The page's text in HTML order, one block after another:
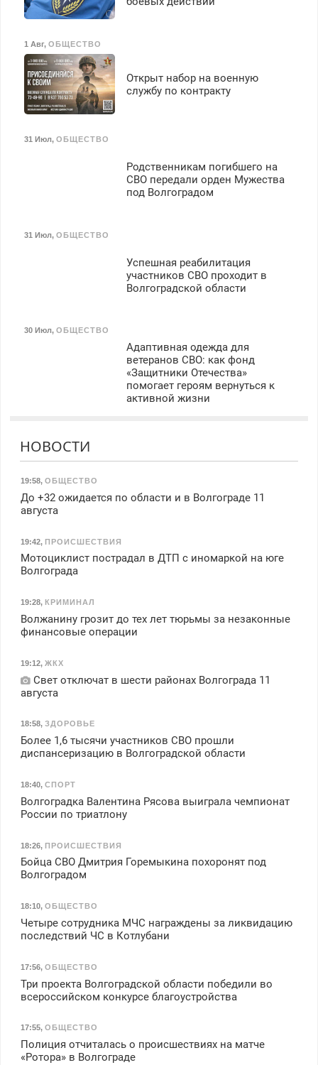
1 Авг, ОБЩЕСТВО
Открыт набор на военную
службу по контракту
31 Июл, ОБЩЕСТВО
Родственникам погибшего на
СВО передали орден Мужества
под Волгоградом
31 Июл, ОБЩЕСТВО
Успешная реабилитация
участников СВО проходит в
Волгоградской области
30 Июл, ОБЩЕСТВО
Адаптивная одежда для
ветеранов СВО: как фонд
«Защитники Отечества»
помогает героям вернуться к
активной жизни
НОВОСТИ
19:58, ОБЩЕСТВО
До +32 ожидается по области и в Волгограде 11
августа
19:42, ПРОИСШЕСТВИЯ
Мотоциклист пострадал в ДТП с иномаркой на юге
Волгограда
19:28, КРИМИНАЛ
Волжанину грозит до тех лет тюрьмы за незаконные
финансовые операции
19:12, ЖКХ
Свет отключат в шести районах Волгограда 11
августа
18:58, ЗДОРОВЬЕ
Более 1,6 тысячи участников СВО прошли
диспансеризацию в Волгоградской области
18:40, СПОРТ
Волгоградка Валентина Рясова выиграла чемпионат
России по триатлону
18:26, ПРОИСШЕСТВИЯ
Бойца СВО Дмитрия Горемыкина похоронят под
Волгоградом
18:10, ОБЩЕСТВО
Четыре сотрудника МЧС награждены за ликвидацию
последствий ЧС в Котлубани
17:56, ОБЩЕСТВО
Три проекта Волгоградской области победили во
всероссийском конкурсе благоустройства
17:55, ОБЩЕСТВО
Полиция отчиталась о происшествиях на матче
«Ротора» в Волгограде